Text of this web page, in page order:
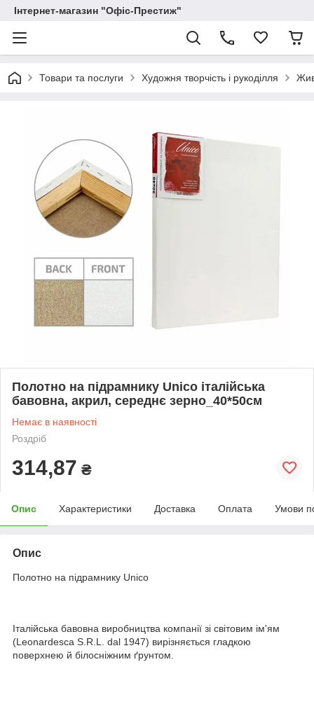
Інтернет-магазин "Офіс-Престиж"
Товари та послуги Художня творчість і рукоділля
Полотно на підрамнику Unico італійська
бавовна, акрил, середнє зерно_40*50см
Немає в наявності
Роздріб
314,87 ₴
Опис Характеристики Доставка Оплата Умови
Опис
Полотно на підрамнику Unico
Італійська бавовна виробництва компанії зі світовим ім'ям
(Leonardesca S.R.L. dal 1947) вирізняється гладкою
поверхнею й білосніжним ґрунтом.